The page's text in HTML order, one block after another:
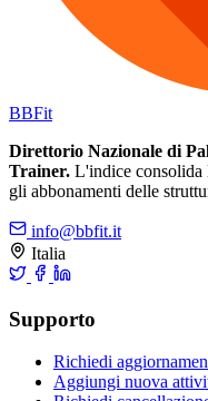
BBFit
Direttorio Nazionale di
Trainer. L'indice consolida
gli abbonamenti delle
info@bbfit.it
Italia
Supporto
Richiedi
Aggiungi nuova